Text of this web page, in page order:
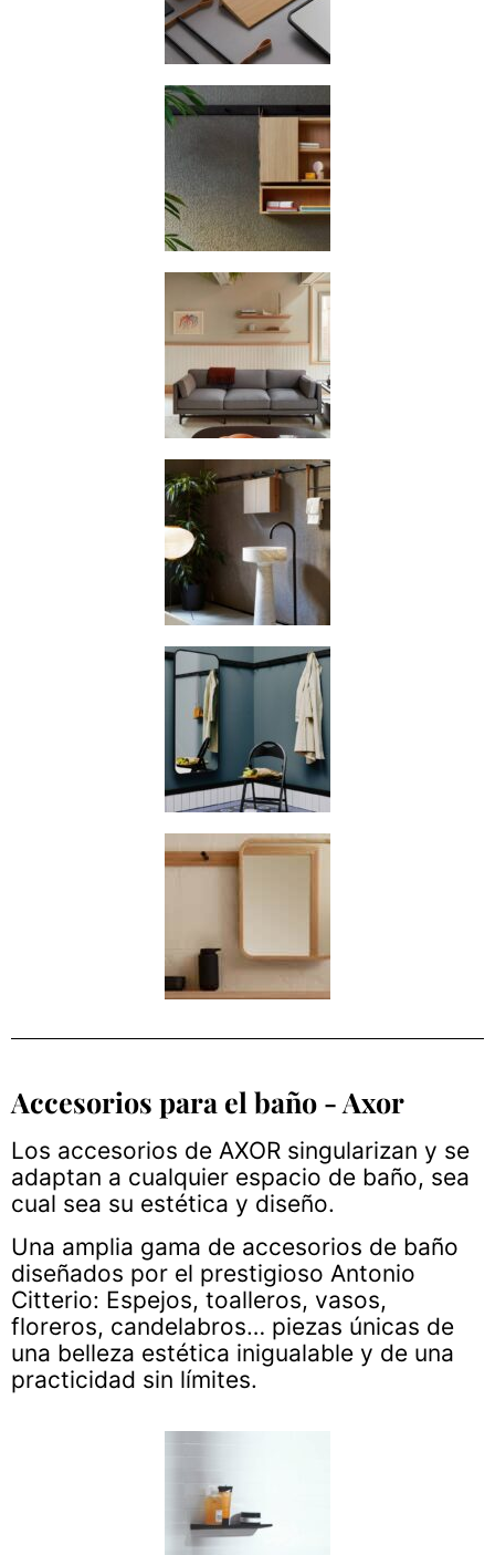
Accesorios para el baño - Axor
Los accesorios de AXOR singularizan y se
adaptan a cualquier espacio de baño, sea
cual sea su estética y diseño.
Una amplia gama de accesorios de baño
diseñados por el prestigioso Antonio
Citterio: Espejos, toalleros, vasos,
floreros, candelabros… piezas únicas de
una belleza estética inigualable y de una
practicidad sin límites.